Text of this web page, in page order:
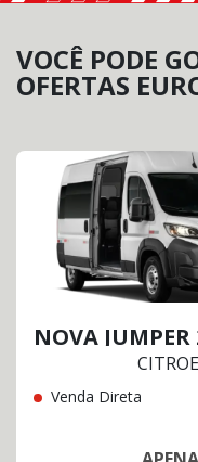
VOCÊ PODE
OFERTAS
Venda Direta